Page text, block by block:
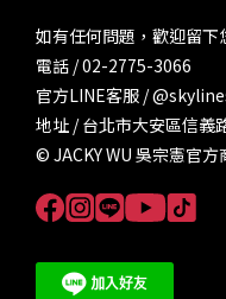
如有任何問題，歡迎留
電話 / 02-2775-3066
官方LINE客服 /
地址 / 台北市大安區信義
© JACKY WU 吳宗憲官